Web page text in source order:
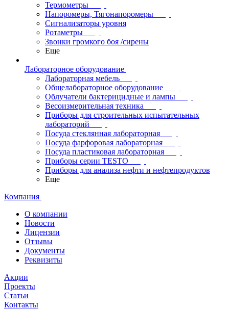
Термометры
Напоромеры, Тягонапоромеры
Сигнализаторы уровня
Ротаметры
Звонки громкого боя /сирены
Еще
Лабораторное оборудование
Лабораторная мебель
Общелабораторное оборудование
Облучатели бактерицидные и лампы
Весоизмерительная техника
Приборы для строительных испытательных
лабораторий
Посуда стеклянная лабораторная
Посуда фарфоровая лабораторная
Посуда пластиковая лабораторная
Приборы серии TESTO
Приборы для анализа нефти и нефтепродуктов
Еще
Компания
О компании
Новости
Лицензии
Отзывы
Документы
Реквизиты
Акции
Проекты
Статьи
Контакты